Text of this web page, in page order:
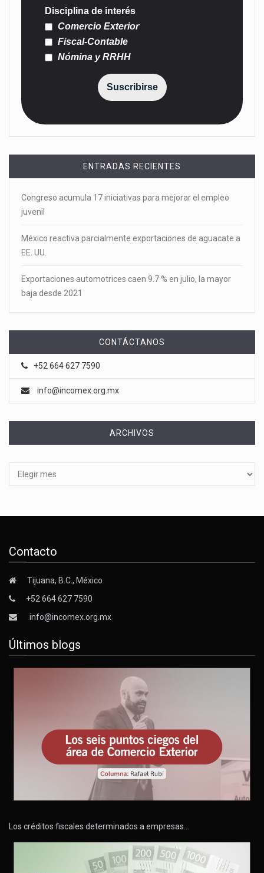
Disciplina de interés
Comercio Exterior
Fiscal-Contable
Nómina y RRHH
Suscribirse
ENTRADAS RECIENTES
Congreso acumula 17 iniciativas para mejorar el empleo
juvenil
México reactiva parcialmente exportaciones de aguacate a
EE. UU.
Exportaciones automotrices caen 9.7 % en julio, la mayor
baja desde 2021
CONTÁCTANOS
+52 664 627 7590
info@incomex.org.mx
ARCHIVOS
Contacto
Tijuana, B.C., México
+52 664 627 7590
info@incomex.org.mx
Últimos blogs
Los créditos fiscales determinados a empresas…